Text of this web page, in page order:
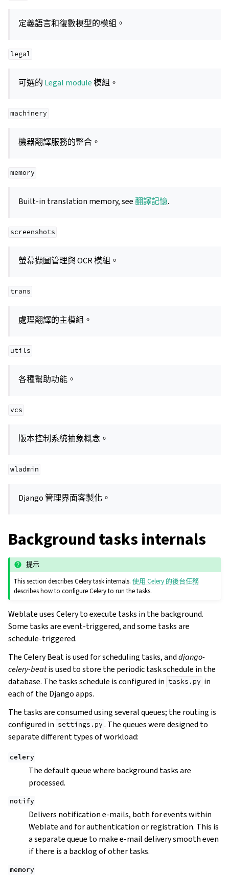
定義語言和復數模型的模組。
legal
可選的 Legal module模組。
machinery
機器翻譯服務的整合。
memory
Built-in translation memory, see翻譯記憶.
screenshots
螢幕擷圖管理與 OCR 模組。
trans
處理翻譯的主模組。
utils
各種幫助功能。
vcs
版本控制系統抽象概念。
wladmin
Django 管理界面客製化。
Background tasks internals
提示
This section describes Celery task internals.使用 Celery 的後台任務
describes how to configure Celery to run the tasks.
Weblate uses Celery to execute tasks in the background.
Some tasks are event-triggered, and some tasks are
schedule-triggered.
The Celery Beat is used for scheduling tasks, anddjango-
celery-beatis used to store the periodic task schedule in the
database. The tasks schedule is configured in tasks.py in
each of the Django apps.
The tasks are consumed using several queues; the routing is
configured in settings.py . The queues were designed to
separate different types of workload:
celery
The default queue where background tasks are
processed.
notify
Delivers notification e-mails, both for events within
Weblate and for authentication or registration. This is
a separate queue to make e-mail delivery smooth even
if there is a backlog of other tasks.
memory